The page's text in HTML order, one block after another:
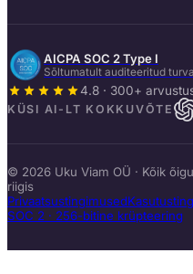
AICPA SOC 2 Type I
Sõltumatult auditeeritud
4.8 · 300+
KÜSI AI-LT KOKKUVÕTE
© 2026 Uku Viam OÜ · Kõik
riigis
Privaatsustingimused
SOC 2 · 256-bitine krüpteering